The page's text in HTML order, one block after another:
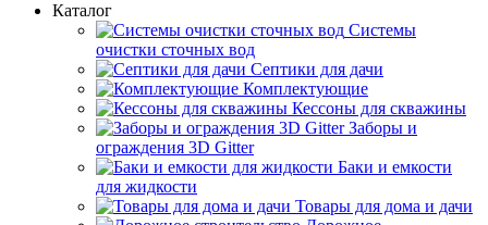
Каталог
Системы
очистки сточных вод
Септики для дачи
Комплектующие
Кессоны для скважины
Заборы и
ограждения 3D Gitter
Баки и емкости
для жидкости
Товары для дома и дачи